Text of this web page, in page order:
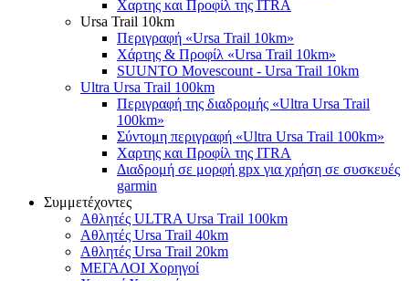
Χαρτης και Προφίλ της ITRA
Ursa Trail 10km
Περιγραφή «Ursa Trail 10km»
Χάρτης & Προφίλ «Ursa Trail 10km»
SUUNTO Movescount - Ursa Trail 10km
Ultra Ursa Trail 100km
Περιγραφή της διαδρομής «Ultra Ursa Trail
100km»
Σύντομη περιγραφή «Ultra Ursa Trail 100km»
Χαρτης και Προφίλ της ITRA
Διαδρομή σε μορφή gpx για χρήση σε συσκευές
garmin
Συμμετέχοντες
Αθλητές ULTRA Ursa Trail 100km
Αθλητές Ursa Trail 40km
Αθλητές Ursa Trail 20km
ΜΕΓΑΛΟΙ Χορηγοί